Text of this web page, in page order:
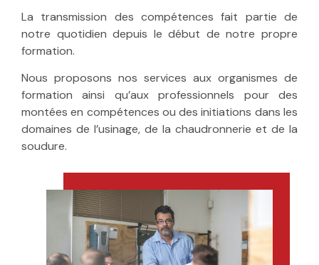
La transmission des compétences fait partie de
notre quotidien depuis le début de notre propre
formation.
Nous proposons nos services aux organismes de
formation ainsi qu’aux professionnels pour des
montées en compétences ou des initiations dans les
domaines de l’usinage, de la chaudronnerie et de la
soudure.